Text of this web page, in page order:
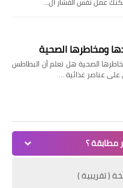
ومخاطرها الصحية
الصحية هل تعلم أن البطاطس
على عناصر غذائية …
مطابقة ؟
( تقريبية )